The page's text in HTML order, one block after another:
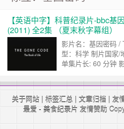
【英语中字】科普纪录片-bbc基
(2011) 全2集 （夏末秋字幕组）
影片名：基因密码
型：科学 制片国家/
单集片长: 60 分钟
命史被篆刻在每一
DNA密码书写的基
们也塑造了基因，
着我们的将来。……
关于网站 | 标签汇总 | 文章归档 | 友
最爱 - 美食纪录片 友情赞助